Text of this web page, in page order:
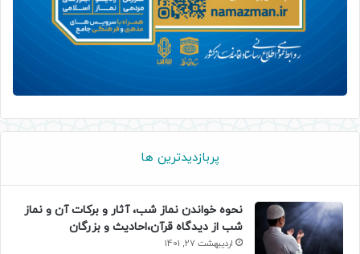
پربازدیدترین ها
نحوه خواندن نماز شب، آثار و برکات آن و نماز
شب از دیدگاه قرآن،احادیث و بزرگان
اردیبهشت 27, 1401